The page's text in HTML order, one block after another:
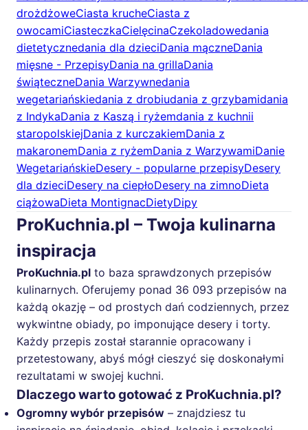
drożdżoweCiasta krucheCiasta z
owocamiCiasteczkaCielęcinaCzekoladowedania
dietetycznedania dla dzieciDania mączneDania
mięsne - PrzepisyDania na grillaDania
świąteczneDania Warzywnedania
wegetariańskiedania z drobiudania z grzybamidania
z IndykaDania z Kaszą i ryżemdania z kuchnii
staropolskiejDania z kurczakiemDania z
makaronemDania z ryżemDania z WarzywamiDanie
WegetariańskieDesery - popularne przepisyDesery
dla dzieciDesery na ciepłoDesery na zimnoDieta
ciążowaDieta MontignacDietyDipy
ProKuchnia.pl – Twoja kulinarna
inspiracja
ProKuchnia.pl to baza sprawdzonych przepisów
kulinarnych. Oferujemy ponad 36 093 przepisów na
każdą okazję – od prostych dań codziennych, przez
wykwintne obiady, po imponujące desery i torty.
Każdy przepis został starannie opracowany i
przetestowany, abyś mógł cieszyć się doskonałymi
rezultatami w swojej kuchni.
Dlaczego warto gotować z ProKuchnia.pl?
Ogromny wybór przepisów – znajdziesz tu